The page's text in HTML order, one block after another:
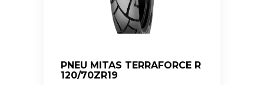
PNEU MITAS TERRAFORCE R
120/70ZR19